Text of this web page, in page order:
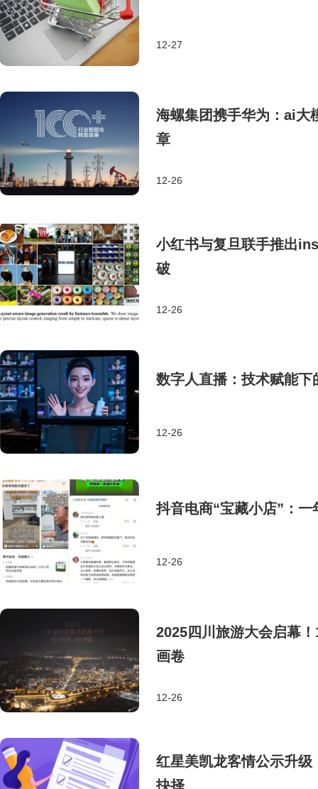
12-27
海螺集团携手华为：ai大
章
12-26
小红书与复旦联手推出
破
12-26
数字人直播：技术赋能
12-26
抖音电商“宝藏小店”：
12-26
2025四川旅游大会启幕
画卷
12-26
红星美凯龙客情公示升
抉择